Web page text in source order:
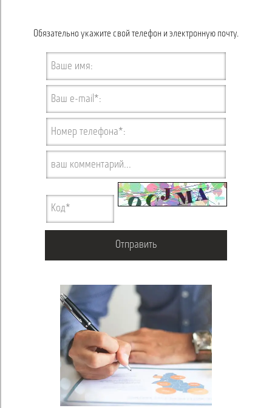
Обязательно укажите свой телефон и электронную почту.